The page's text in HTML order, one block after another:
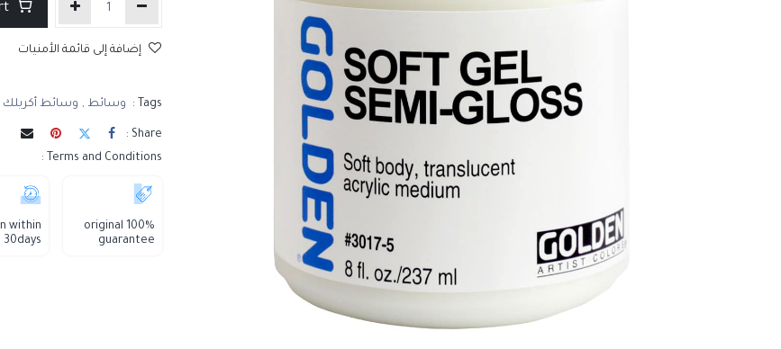
Add to Cart
إضافة إلى قائمة الأمنيات
Tags : وسائط , وسائط أكريلك
Share :
Terms and Conditions :
100% original
guarantee
within
30days